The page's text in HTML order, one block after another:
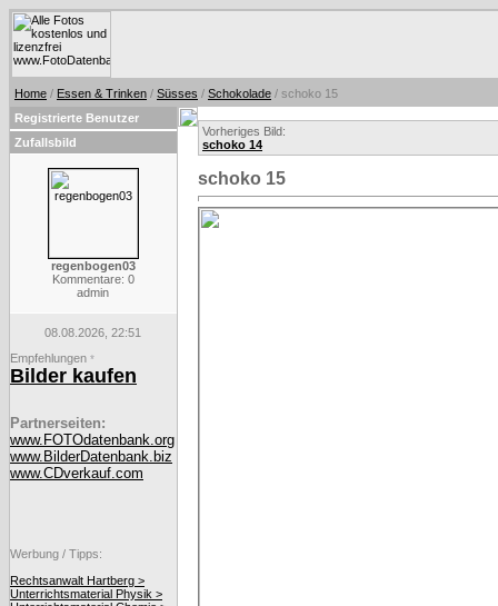
Home / Essen & Trinken / Süsses / Schokolade / schoko 15
Registrierte Benutzer
Zufallsbild
regenbogen03
Kommentare: 0
admin
08.08.2026, 22:51
Empfehlungen *
Bilder kaufen
Partnerseiten:
www.FOTOdatenbank.org
www.BilderDatenbank.biz
www.CDverkauf.com
Werbung / Tipps:
Rechtsanwalt Hartberg >
Unterrichtsmaterial Physik >
Vorheriges Bild:
schoko 14
schoko 15